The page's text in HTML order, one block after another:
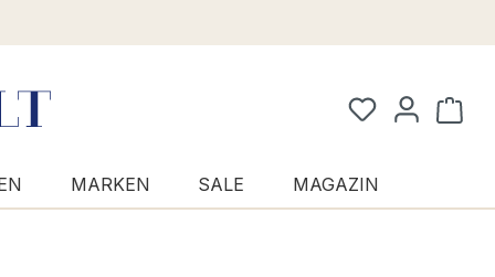
MARKEN SALE MAGAZIN